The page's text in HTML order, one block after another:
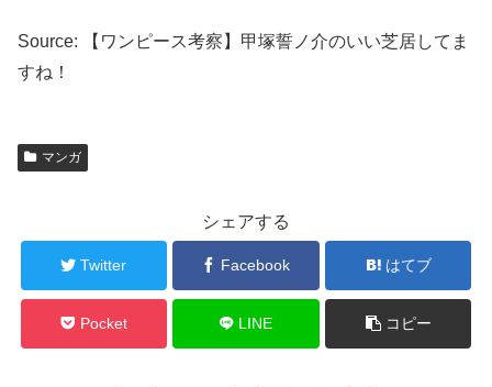
Source: 【ワンピース考察】甲塚誓ノ介のいい芝居してま
すね！
マンガ
シェアする
Twitter Facebook はてブ
Pocket LINE コピー